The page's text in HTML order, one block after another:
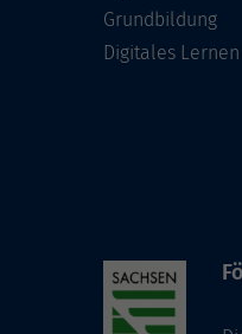
Grundbildung
Digitales Lernen